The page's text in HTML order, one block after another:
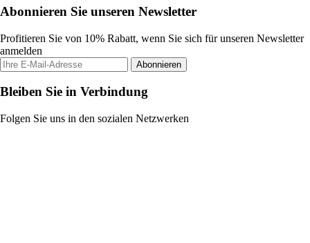
Abonnieren Sie unseren Newsletter
Profitieren Sie von 10% Rabatt, wenn Sie sich für unseren Newsletter
anmelden
Abonnieren
Bleiben Sie in Verbindung
Folgen Sie uns in den sozialen Netzwerken